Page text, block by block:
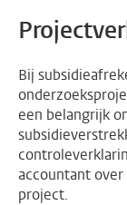
Bij
een belangrijk
accountant
project.